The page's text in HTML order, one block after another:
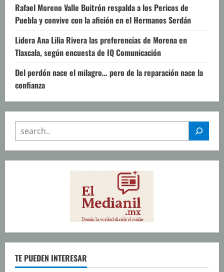
Rafael Moreno Valle Buitrón respalda a los Pericos de
Puebla y convive con la afición en el Hermanos Serdán
Lidera Ana Lilia Rivera las preferencias de Morena en
Tlaxcala, según encuesta de IQ Comunicación
Del perdón nace el milagro… pero de la reparación nace la
confianza
SEARCH
TE PUEDEN INTERESAR